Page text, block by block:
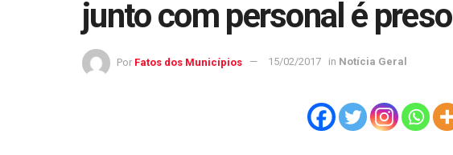
junto com personal é preso
Por Fatos dos Municípios 15/02/2017 in Notícia Geral